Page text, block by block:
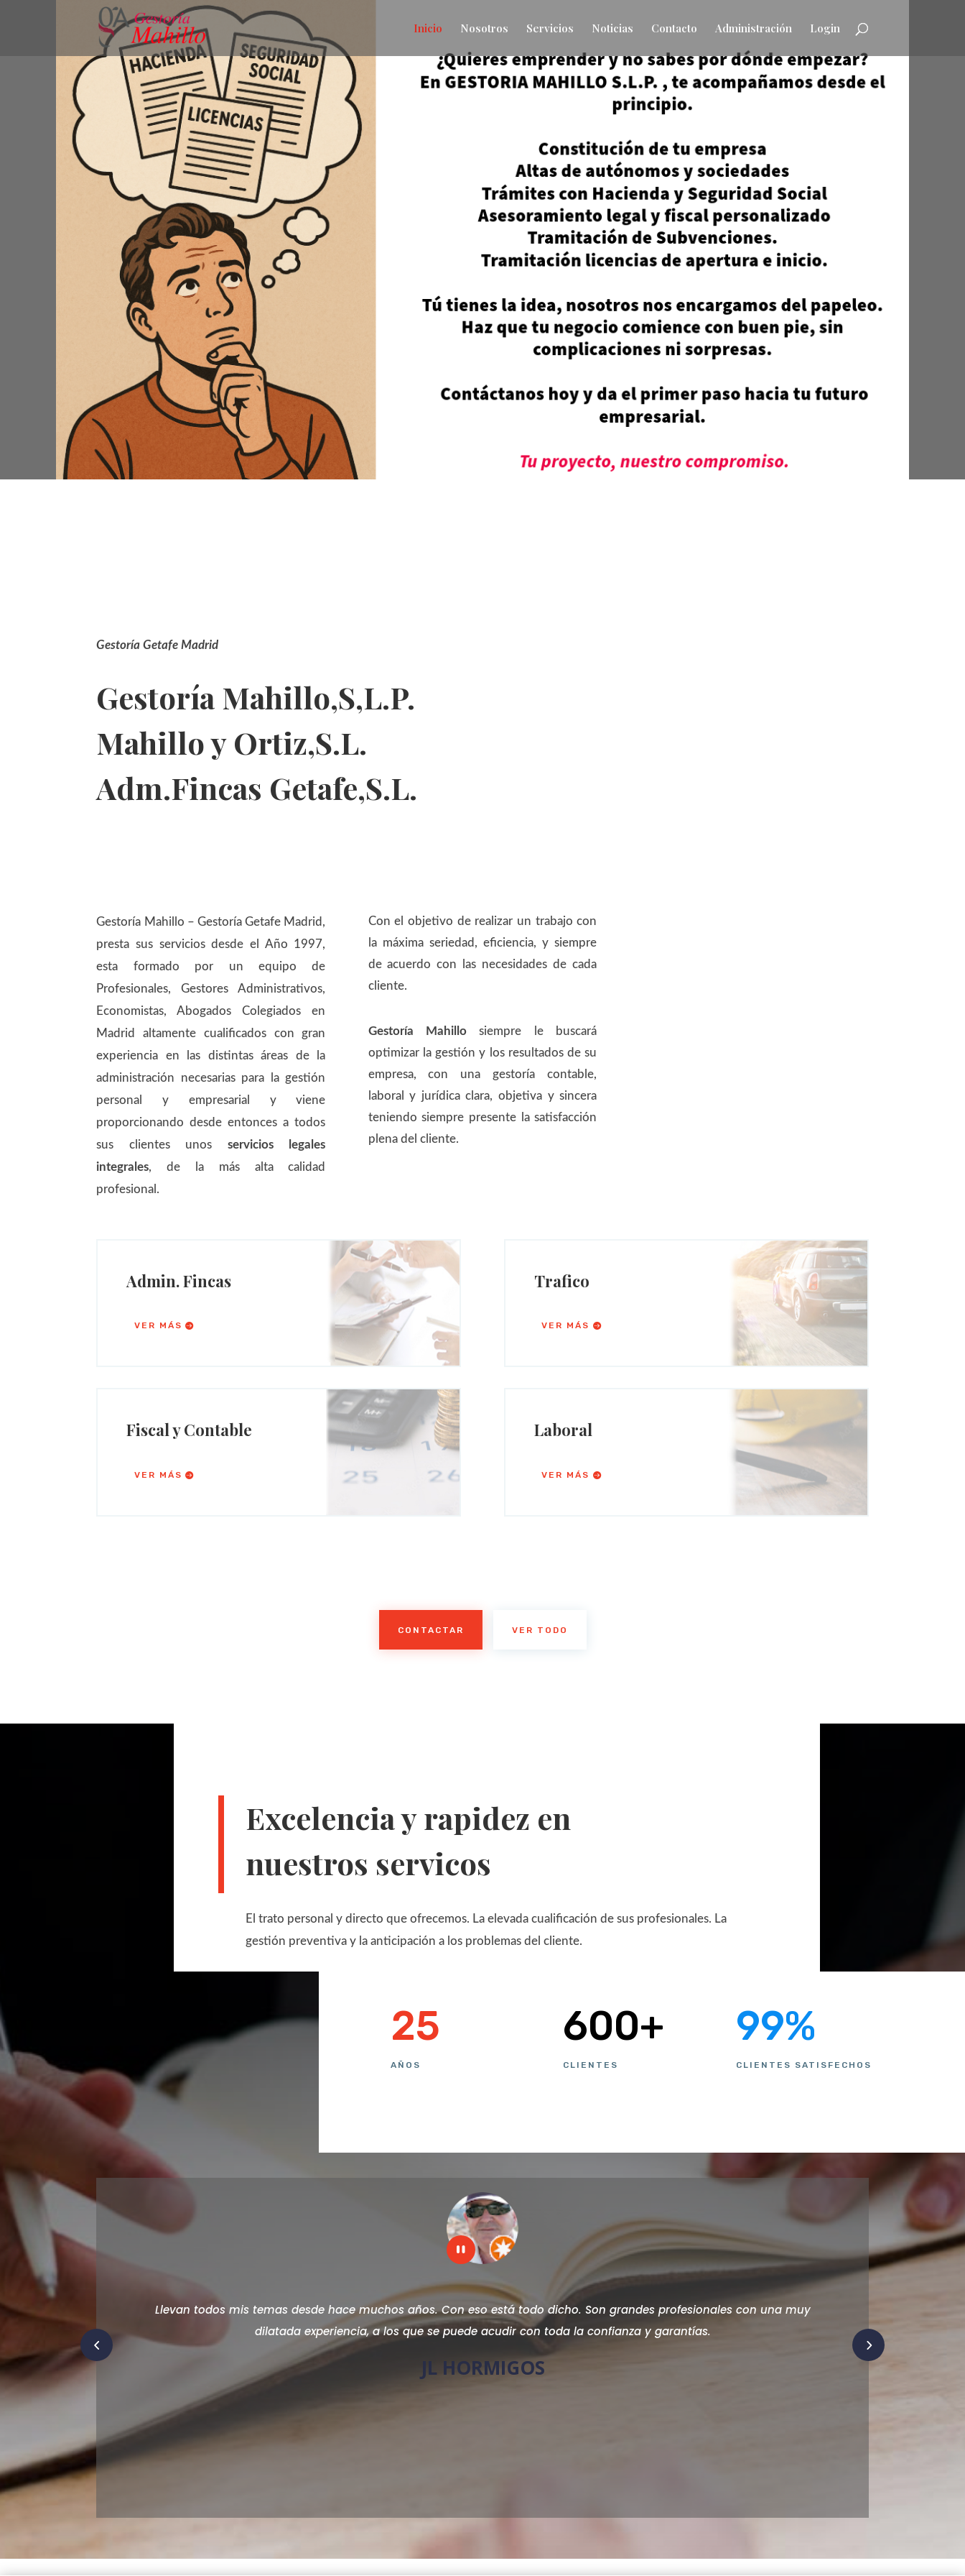
Inicio Nosotros Servicios Noticias Contacto Administración Login
Gestoría Getafe Madrid
Gestoría Mahillo,S,L.P.
Mahillo y Ortiz,S.L.
Adm.Fincas Getafe,S.L.
Gestoría Mahillo – Gestoría Getafe Madrid,
presta sus servicios desde el Año 1997,
esta formado por un equipo de
Profesionales, Gestores Administrativos,
Economistas, Abogados Colegiados en
Madrid altamente cualificados con gran
experiencia en las distintas áreas de la
administración necesarias para la gestión
personal y empresarial y viene
proporcionando desde entonces a todos
sus clientes unos servicios legales
integrales, de la más alta calidad
profesional.
Con el objetivo de realizar un trabajo con
la máxima seriedad, eficiencia, y siempre
de acuerdo con las necesidades de cada
cliente.
Gestoría Mahillo siempre le buscará
optimizar la gestión y los resultados de su
empresa, con una gestoría contable,
laboral y jurídica clara, objetiva y sincera
teniendo siempre presente la satisfacción
plena del cliente.
Admin. Fincas
VER MÁS
Fiscal y Contable
VER MÁS
Trafico
VER MÁS
Laboral
VER MÁS
CONTACTAR VER TODO
Excelencia y rapidez en
nuestros servicos
El trato personal y directo que ofrecemos. La elevada cualificación de sus profesionales. La
gestión preventiva y la anticipación a los problemas del cliente.
25
AÑOS
600+
CLIENTES
99%
CLIENTES SATISFECHOS
Llevan todos mis temas desde hace muchos años. Con eso está todo dicho. Son grandes profesionales con una muy
dilatada experiencia, a los que se puede acudir con toda la confianza y garantías.
JL HORMIGOS